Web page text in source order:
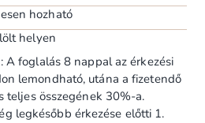
hozható
helyen
A foglalás 8 nappal az érkezési
lemondható, utána a fizetendő
teljes összegének 30%-a.
legkésőbb érkezése előtti 1.